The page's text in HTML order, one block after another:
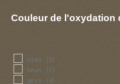
Couleur de l'oxydation
bleu (6)
brun (1)
gris (4)